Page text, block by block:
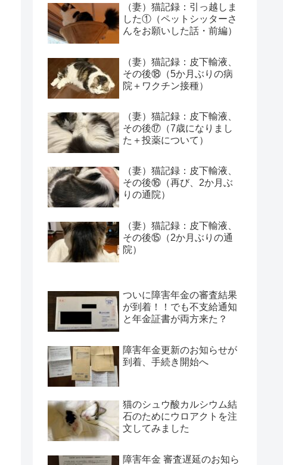
（妻）猫記録：引っ越しま
した①（ペットシッターさ
んをお願いした話・前編）
（妻）猫記録：皮下輸液、
その後⑱（5か月ぶりの病
院＋ワクチン接種）
（妻）猫記録：皮下輸液、
その後⑰（7歳になりまし
た＋投薬について）
（妻）猫記録：皮下輸液、
その後⑯（再び、2か月ぶ
りの通院）
（妻）猫記録：皮下輸液、
その後⑮（2か月ぶりの通
院）
ついに障害年金の審査結果
が到着！！でも不支給通知
と年金証書が両方来た？
障害年金更新のお知らせが
到着、手続き開始へ
猫のシュウ酸カルシウム結
石のためにウロアクトを注
文してみました
障害年金 審査遅延のお知ら